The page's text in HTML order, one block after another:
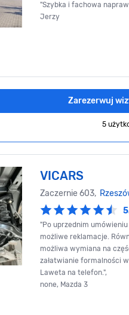
"Szybka i fachowa
Jerzy
Zarezerwuj
5
VICARS
Zaczernie 603,
"Po uprzednim
możliwe reklamacje.
możliwa wymiana na
załatwianie formalności
Laweta na telefon.",
none, Mazda 3